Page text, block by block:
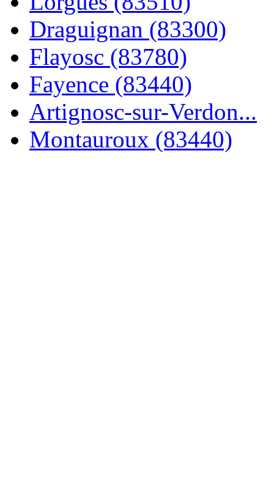
Draguignan (83300)
Flayosc (83780)
Fayence (83440)
Artignosc-sur-Verdon...
Montauroux (83440)